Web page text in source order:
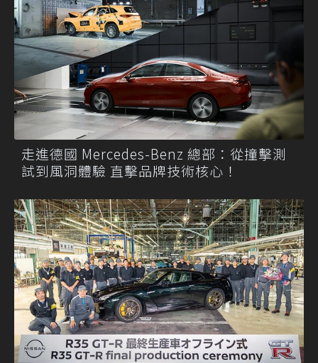
走進德國 Mercedes-Benz 總部：從撞擊測
試到風洞體驗 直擊品牌技術核心！